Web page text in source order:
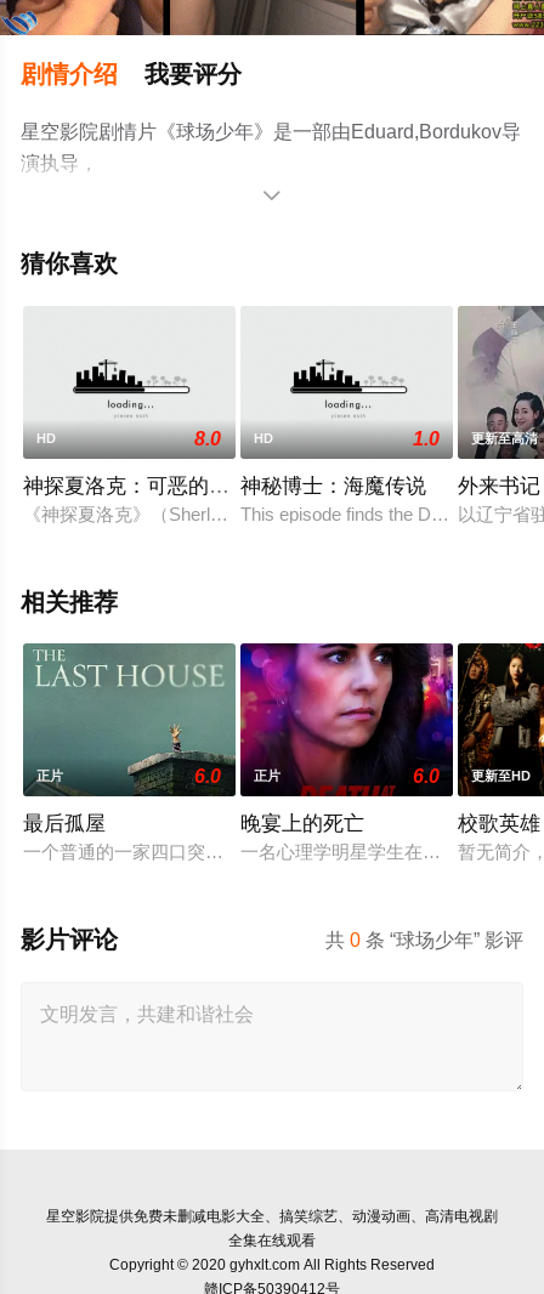
剧情介绍 我要评分
星空影院剧情片《球场少年》是一部由Eduard,Bordukov导
演执导，
Sergey,Romanovich,Sergey,Podolny,Kirill,Degtyar等演员
电影大全就上星空电影网，更多剧情信息可移步至豆瓣电

猜你喜欢
HD 8.0
神探夏洛克：可恶的新娘
《神探夏洛克》（Sherlock）2016年推出特别篇，福尔摩斯回
HD 1.0
神秘博士：海魔传说
This episode finds the Doctor (Jodie
更新至高清
外来书记
以辽宁省
相关推荐
正片 6.0
最后孤屋
一个普通的一家四口突遭诡异变故，被困在自家房屋中超过
正片 6.0
晚宴上的死亡
一名心理学明星学生在一次教师派对
更新至HD
校歌英雄
暂无简介
共0 条 “球场少年” 影评
影片评论
星空影院提供免费未删减电影大全、搞笑综艺、动漫动画、高清电视剧
全集在线观看
Copyright © 2020 gyhxlt.com All Rights Reserved
赣ICP备50390412号